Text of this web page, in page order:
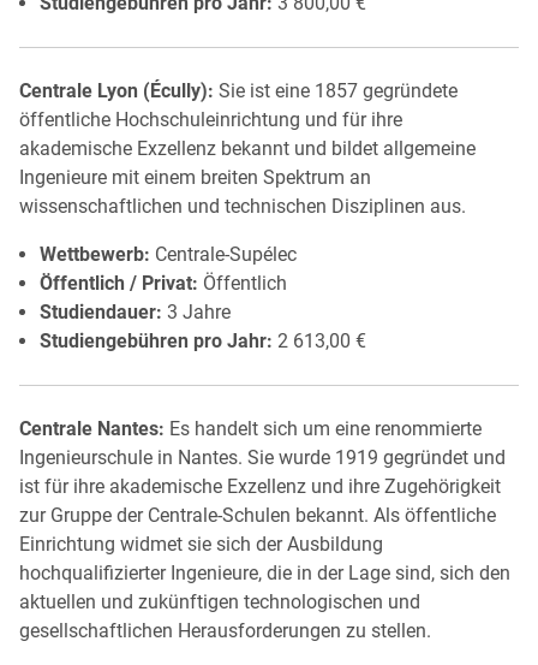
Centrale Lyon (Écully): Sie ist eine 1857 gegründete
öffentliche Hochschuleinrichtung und für ihre
akademische Exzellenz bekannt und bildet allgemeine
Ingenieure mit einem breiten Spektrum an
wissenschaftlichen und technischen Disziplinen aus.
Wettbewerb: Centrale-Supélec
Öffentlich / Privat: Öffentlich
Studiendauer: 3 Jahre
Studiengebühren pro Jahr: 2 613,00 €
Centrale Nantes: Es handelt sich um eine renommierte
Ingenieurschule in Nantes. Sie wurde 1919 gegründet und
ist für ihre akademische Exzellenz und ihre Zugehörigkeit
zur Gruppe der Centrale-Schulen bekannt. Als öffentliche
Einrichtung widmet sie sich der Ausbildung
hochqualifizierter Ingenieure, die in der Lage sind, sich den
aktuellen und zukünftigen technologischen und
gesellschaftlichen Herausforderungen zu stellen.